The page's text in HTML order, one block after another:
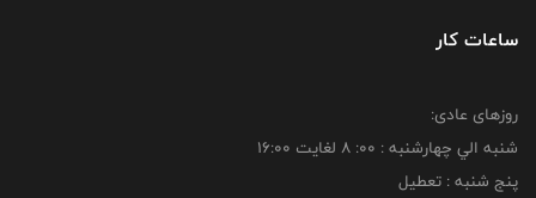
ساعات کار
روزهای عادی:
شنبه الي چهارشنبه : 00: 8 لغايت 16:00
پنج شنبه : تعطیل